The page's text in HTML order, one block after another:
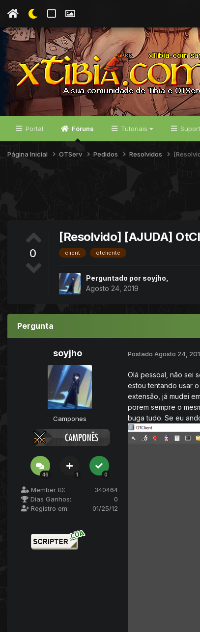
Portal Fóruns Tutoriais
Página Inicial OTServ Pedidos Resolvidos
0
[Resolvido] [AJUDA]
client otcliente
Perguntado por soyjho
Agosto 24, 2019
Pergunta
soyjho
Campones
46 1 0
Member ID:
340464
Dias Ganhos:
0
Registro em:
01/25/12
Postado Agosto 24,
Olá pessoal, não sei
estou tentando usar
extensão, já mudei
porem sempre o
buga tudo. Se eu